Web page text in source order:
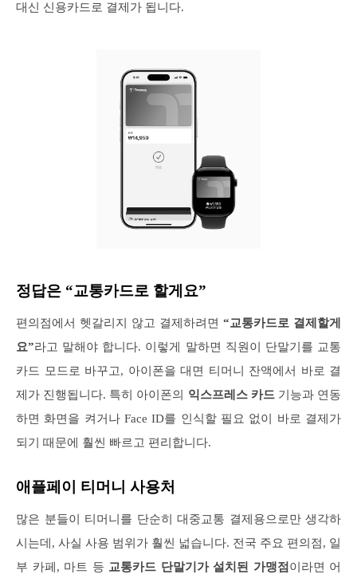
대신 신용카드로 결제가 됩니다.
정답은 “교통카드로 할게요”
편의점에서 헷갈리지 않고 결제하려면 “교통카드로 결제할게
요”라고 말해야 합니다. 이렇게 말하면 직원이 단말기를 교통
카드 모드로 바꾸고, 아이폰을 대면 티머니 잔액에서 바로 결
제가 진행됩니다. 특히 아이폰의 익스프레스 카드기능과 연동
하면 화면을 켜거나 Face ID를 인식할 필요 없이 바로 결제가
되기 때문에 훨씬 빠르고 편리합니다.
애플페이 티머니 사용처
많은 분들이 티머니를 단순히 대중교통 결제용으로만 생각하
시는데, 사실 사용 범위가 훨씬 넓습니다. 전국 주요 편의점, 일
부 카페, 마트 등 교통카드 단말기가 설치된 가맹점 이라면 어